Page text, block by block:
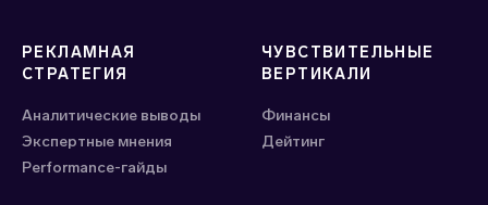
РЕКЛАМНАЯ
СТРАТЕГИЯ
Аналитические выводы
Экспертные мнения
Performance-гайды
ЧУВСТВИТЕЛЬНЫЕ
ВЕРТИКАЛИ
Финансы
Дейтинг